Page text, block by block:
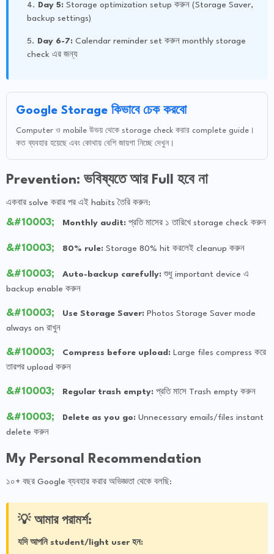
Day 5: Storage optimization setup করুন (Storage Saver,
backup settings)
Day 6-7: Calendar reminder set করুন monthly storage
check এর জন্য
Google Storage কিভাবে চেক করবো
Computer ও mobile উভয় থেকে storage check করার complete guide।
কত ব্যবহার হয়েছে এবং কোথায় বেশি জায়গা নিচ্ছে দেখুন।
Prevention: ভবিষ্যতে আর Full হবে না
একবার solve করার পর এই habits তৈরি করুন:
Monthly audit: প্রতি মাসের ১ তারিখে storage check করুন
80% rule: Storage 80% hit করলেই cleanup করুন
Auto-backup carefully: শুধু important device এ
backup enable করুন
Use Storage Saver: Photos Storage Saver mode
always on রাখুন
Compress before upload: Large files compress করে
তারপর upload করুন
Regular trash empty: প্রতি মাসে Trash empty করুন
Delete as you go: Unnecessary emails/files instant
delete করুন
My Personal Recommendation
১০+ বছর Google ব্যবহার করার অভিজ্ঞতা থেকে বলছি:
💡 আমার পরামর্শ:
যদি আপনি student/light user হন: